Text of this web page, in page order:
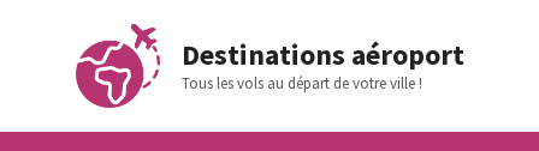
contenu
Destinations aéroport
Tous les vols au départ de votre ville !